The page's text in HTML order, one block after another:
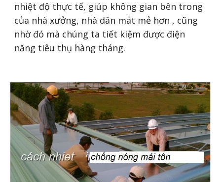
nhiệt độ thực tế, giúp không gian bên trong
của nhà xưởng, nhà dân mát mẻ hơn , cũng
nhờ đó mà chúng ta tiết kiệm được điện
năng tiêu thụ hàng tháng.